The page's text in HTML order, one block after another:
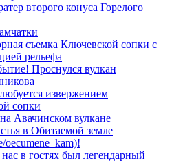
второго конуса Горелого
съемка Ключевской сопки с
рельефа
Проснулся вулкан
извержением
сопки
Авачинском вулкане
в Обитаемой земле
oecumene_kam)!
в гостях был легендарный